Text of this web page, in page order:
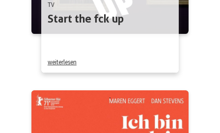
TV
Start the fck up
weiterlesen